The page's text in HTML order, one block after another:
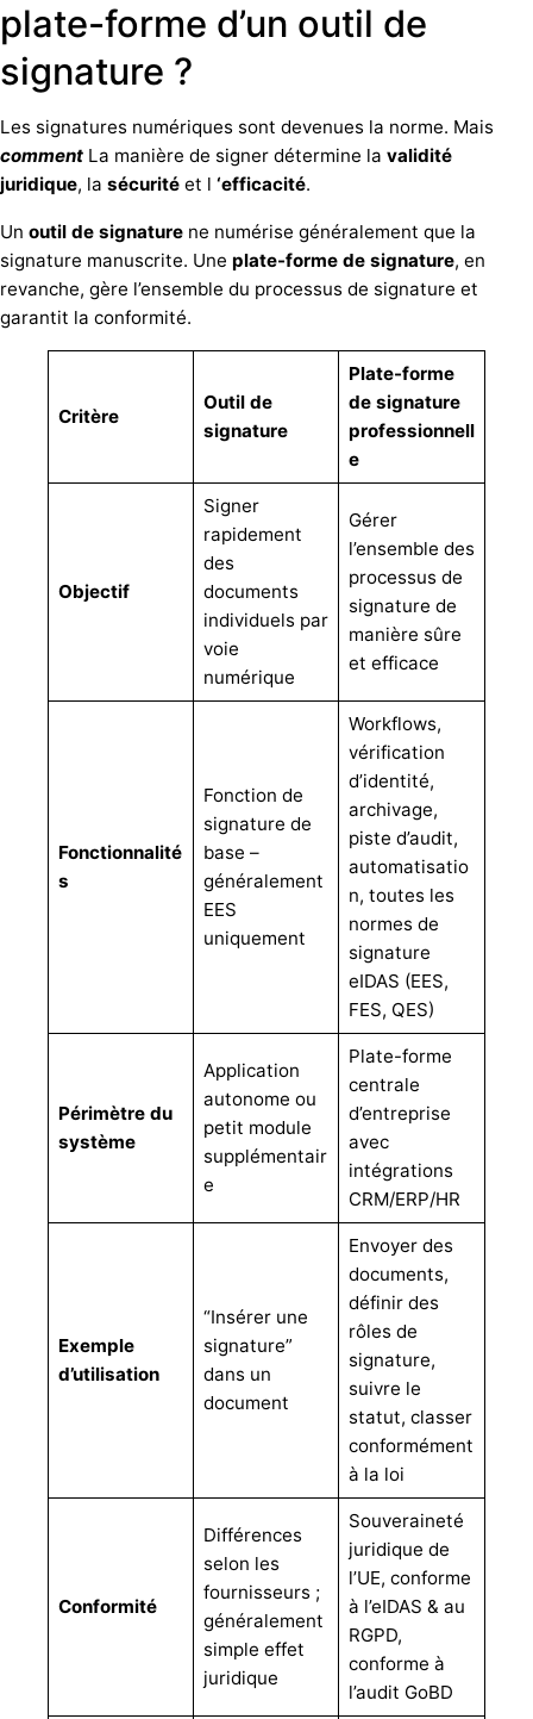
plate-forme d’un outil de
signature ?
Les signatures numériques sont devenues la norme. Mais
comment La manière de signer détermine la validité
juridique, la sécurité et l ‘efficacité.
Un outil de signature ne numérise généralement que la
signature manuscrite. Une plate-forme de signature, en
revanche, gère l’ensemble du processus de signature et
garantit la conformité.
Critère
Outil de
signature
Plate-forme
de signature
professionnell
e
Objectif
Signer
rapidement
des
documents
individuels par
voie
numérique
Gérer
l’ensemble des
processus de
signature de
manière sûre
et efficace
Fonctionnalité
s
Fonction de
signature de
base –
généralement
EES
uniquement
Workflows,
vérification
d’identité,
archivage,
piste d’audit,
automatisatio
n, toutes les
normes de
signature
eIDAS (EES,
FES, QES)
Périmètre du
système
Application
autonome ou
petit module
supplémentair
e
Plate-forme
centrale
d’entreprise
avec
intégrations
CRM/ERP/HR
Exemple
d’utilisation
“Insérer une
signature”
dans un
document
Envoyer des
documents,
définir des
rôles de
signature,
suivre le
statut, classer
conformément
à la loi
Conformité
Différences
selon les
fournisseurs ;
généralement
simple effet
juridique
Souveraineté
juridique de
l’UE, conforme
à l’eIDAS & au
RGPD,
conforme à
l’audit GoBD